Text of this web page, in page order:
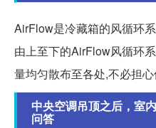
AirFlow是冷藏箱的风循环
由上至下的AirFlow风循环
量均匀散布至各处,不必担心
中央空调吊顶之后，室
问答